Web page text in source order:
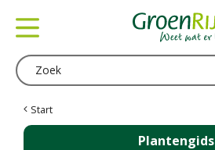
Start
Plantengids